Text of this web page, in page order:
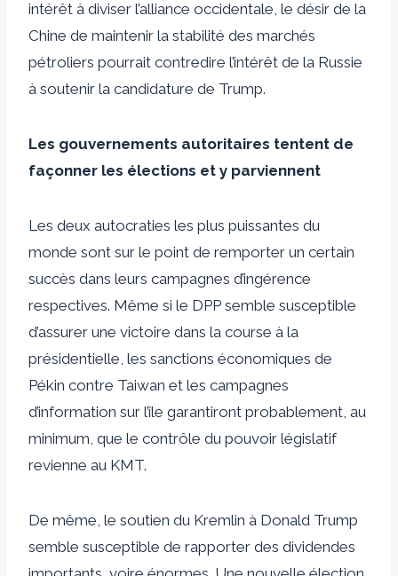
intérêt à diviser l’alliance occidentale, le désir de la
Chine de maintenir la stabilité des marchés
pétroliers pourrait contredire l’intérêt de la Russie
à soutenir la candidature de Trump.
Les gouvernements autoritaires tentent de
façonner les élections et y parviennent
Les deux autocraties les plus puissantes du
monde sont sur le point de remporter un certain
succès dans leurs campagnes d’ingérence
respectives. Même si le DPP semble susceptible
d’assurer une victoire dans la course à la
présidentielle, les sanctions économiques de
Pékin contre Taiwan et les campagnes
d’information sur l’île garantiront probablement, au
minimum, que le contrôle du pouvoir législatif
revienne au KMT.
De même, le soutien du Kremlin à Donald Trump
semble susceptible de rapporter des dividendes